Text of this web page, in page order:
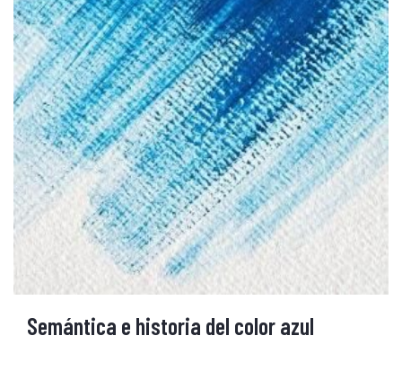
Semántica e historia del color azul